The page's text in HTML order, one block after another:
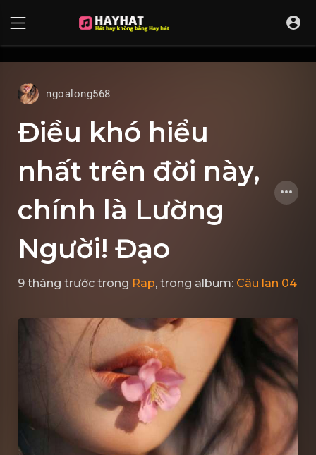
ngoalong568
Điều khó hiểu
nhất trên đời này,
chính là Lường
Người! Đạo
9 tháng trước trong Rap, trong album: Câu lan 04